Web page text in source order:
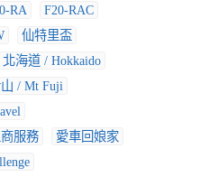
RA
F20-RAC
仙特里盃
北海道 / Hokkaido
/ Mt Fuji
服務
愛車回娘家